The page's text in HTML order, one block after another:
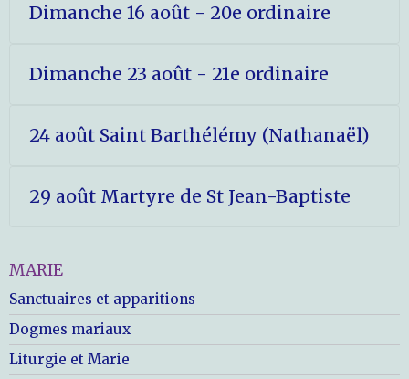
Dimanche 16 août - 20e ordinaire
Dimanche 23 août - 21e ordinaire
24 août Saint Barthélémy (Nathanaël)
29 août Martyre de St Jean-Baptiste
MARIE
Sanctuaires et apparitions
Dogmes mariaux
Liturgie et Marie